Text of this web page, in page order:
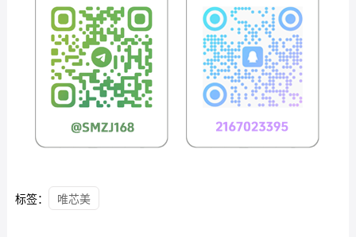
标签： 唯芯美